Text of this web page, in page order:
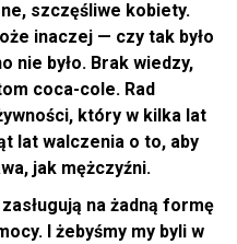
szczęśliwe kobiety.
inaczej — czy tak było
nie było. Brak wiedzy,
coca-cole. Rad
który w kilka lat
lat walczenia o to, aby
jak mężczyźni.
na żadną formę
I żebyśmy my byli w